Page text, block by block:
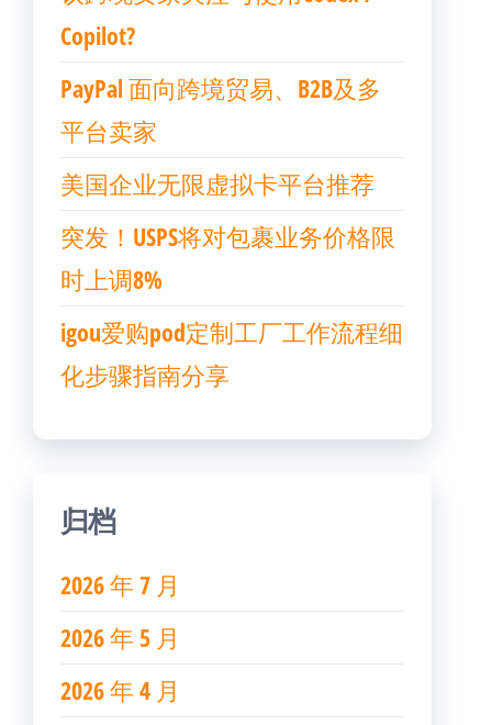
Copilot?
PayPal 面向跨境贸易、B2B及多
平台卖家
美国企业无限虚拟卡平台推荐
突发！USPS将对包裹业务价格限
时上调8%
igou爱购pod定制工厂工作流程细
化步骤指南分享
归档
2026 年 7 月
2026 年 5 月
2026 年 4 月